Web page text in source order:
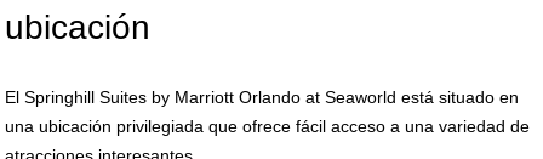
ubicación
El Springhill Suites by Marriott Orlando at Seaworld está situado en
una ubicación privilegiada que ofrece fácil acceso a una variedad de